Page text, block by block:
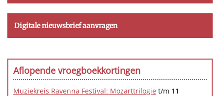
Digitale nieuwsbrief aanvragen
Aflopende vroegboekkortingen
Muziekreis Ravenna Festival: Mozarttrilogie t/m 11